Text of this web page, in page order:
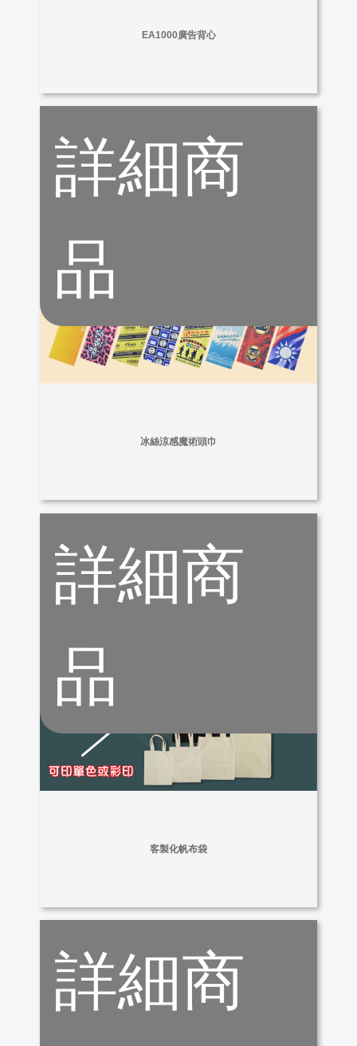
EA1000廣告背心
詳細商
品
冰絲涼感魔術頭巾
詳細商
品
客製化帆布袋
詳細商